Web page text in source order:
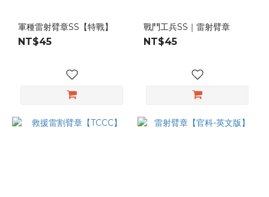
軍種雷射臂章SS【特戰】
NT$45
戰鬥工兵SS｜雷射臂章
NT$45